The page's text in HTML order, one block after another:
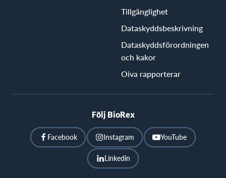
Tillgänglighet
Dataskyddsbeskrivning
Dataskyddsförordningen
och kakor
Oiva rapporterar
Följ BioRex
Facebook Instagram YouTube
Linkedin